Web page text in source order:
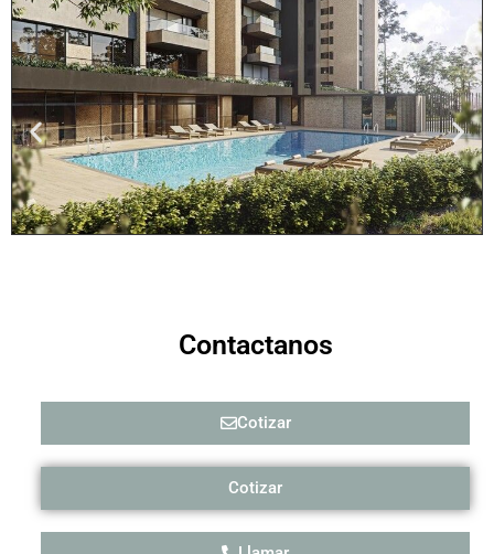
Contactanos
Cotizar
Cotizar